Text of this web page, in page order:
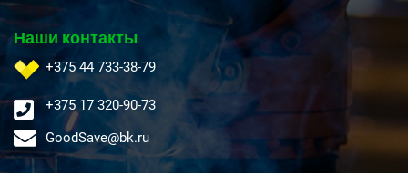
Наши контакты
+375 44 733-38-79
+375 17 320-90-73
GoodSave@bk.ru